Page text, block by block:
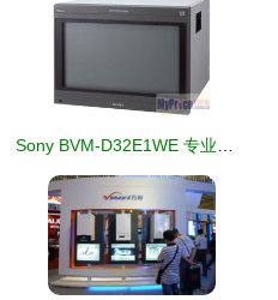
Sony BVM-D32E1WE 专业监视器在安防监控领域的应用与总览